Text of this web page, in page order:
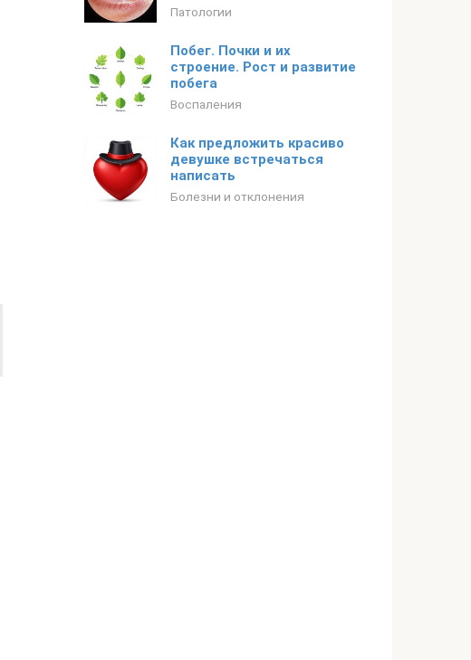
Патологии
Побег. Почки и их
строение. Рост и развитие
побега
Воспаления
Как предложить красиво
девушке встречаться
написать
Болезни и отклонения